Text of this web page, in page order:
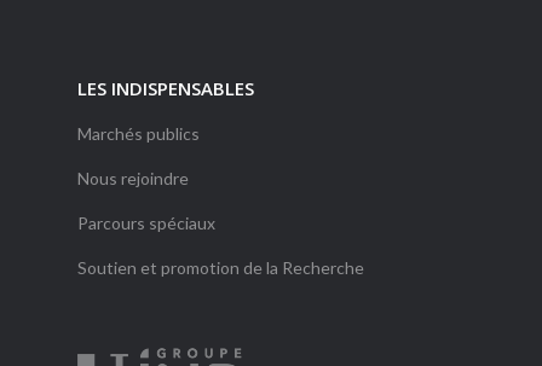
LES INDISPENSABLES
Marchés publics
Nous rejoindre
Parcours spéciaux
Soutien et promotion de la Recherche